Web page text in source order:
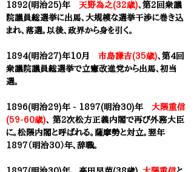
1892(明治25)年 天野為之(32歳)、第2回衆議
院議員総選挙に出馬、大規模な選挙干渉に巻き込
まれ、落選。以後、政界から身を引く。
1894(明治27)年10月 市島謙吉(35歳)、第4回
衆議院議員総選挙で立憲改進党から出馬、初当
選。
1896(明治29)年 - 1897(明治30)年 大隈重信
(59-60歳)、 第2次松方正義内閣で再び外務大臣
に。松隈内閣と呼ばれる。薩摩勢と対立。翌年
1897（明治30）年、辞職。